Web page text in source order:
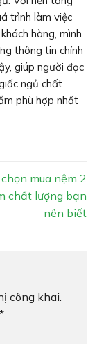
trình làm việc
hàng, mình
thông tin chính
giúp người đọc
ngủ chất
phù hợp nhất
mua nệm 2
chất lượng bạn
nên biết
công khai.
*